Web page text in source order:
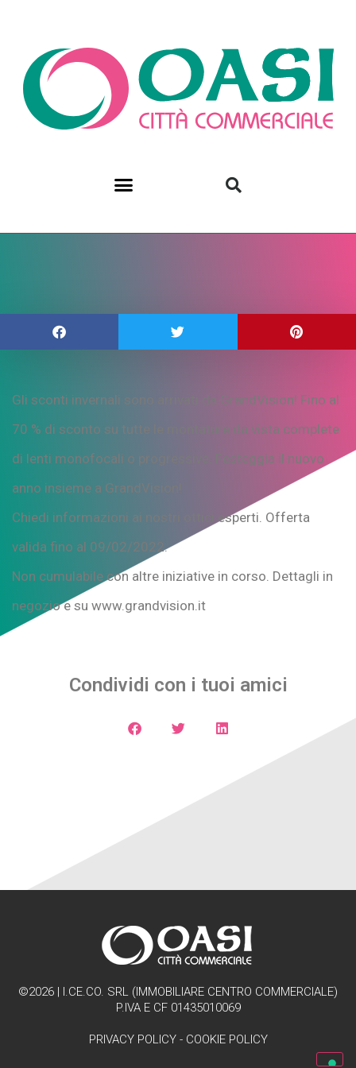
Gli sconti invernali sono arrivati da GrandVision! Fino al
70 % di sconto su tutte le montature da vista complete
di lenti monofocali o progressive. Festeggia il nuovo
anno insieme a GrandVision!
Chiedi informazioni ai nostri ottici esperti. Offerta
valida fino al 09/02/2022.
Non cumulabile con altre iniziative in corso. Dettagli in
negozio e su www.grandvision.it
Condividi con i tuoi amici
©2026 | I.CE.CO. SRL (IMMOBILIARE CENTRO COMMERCIALE)
P.IVA E CF 01435010069
PRIVACY POLICY- COOKIE POLICY